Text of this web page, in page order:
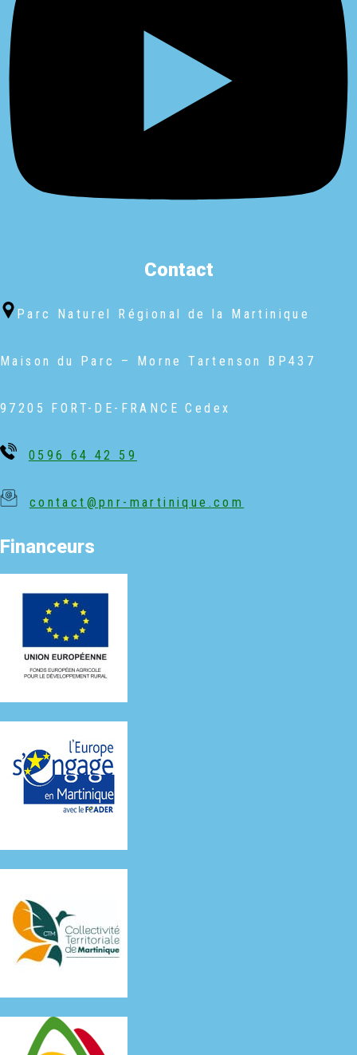
Contact
Parc Naturel Régional de la Martinique
Maison du Parc – Morne Tartenson BP437
97205 FORT-DE-FRANCE Cedex
0596 64 42 59
contact@pnr-martinique.com
Financeurs